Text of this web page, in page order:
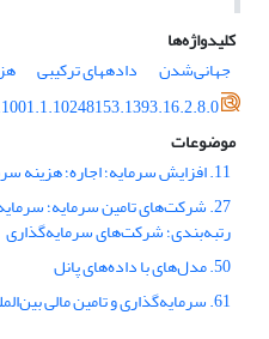
کلیدواژه‌ها
جهانی‌شدن
داده‏های ترکیبی‌
موضوعات
11. افزایش سرمایه؛ اجاره؛ هزینه سرمایه
27. شرکت‌های تامین سرمایه؛
رتبه‌بندی؛ شرکت‌های سرمایه‌گذاری
50. مدل‌های با داده‌های پانل
61. سرمایه‌گذاری و تامین مالی بین‌المللی